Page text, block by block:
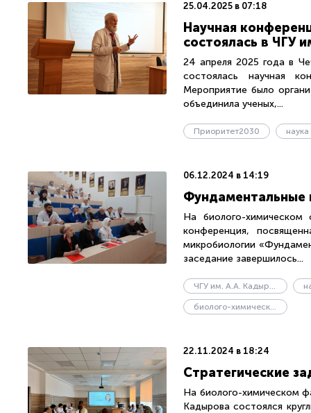
25.04.2025 в 07:18
Научная
состоялась в ЧГУ
24 апреля 2025 года в
состоялась научная
Мероприятие было
объединила ученых,...
Приоритет2030 наука
06.12.2024 в 14:19
Фундаментальные
На биолого-химическом
конференция,
микробиологии
заседание завершилось...
ЧГУ им. А.А. Кадырова
биолого-химический факультет
22.11.2024 в 18:24
Стратегические
На биолого-химическом
Кадырова состоялся